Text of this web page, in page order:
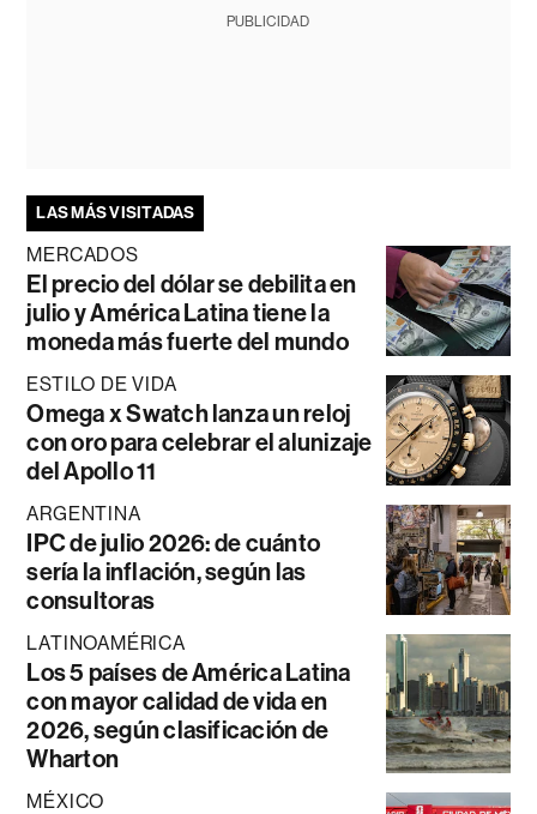
PUBLICIDAD
LAS MÁS VISITADAS
MERCADOS
El precio del dólar se debilita en
julio y América Latina tiene la
moneda más fuerte del mundo
ESTILO DE VIDA
Omega x Swatch lanza un reloj
con oro para celebrar el alunizaje
del Apollo 11
ARGENTINA
IPC de julio 2026: de cuánto
sería la inflación, según las
consultoras
LATINOAMÉRICA
Los 5 países de América Latina
con mayor calidad de vida en
2026, según clasificación de
Wharton
MÉXICO